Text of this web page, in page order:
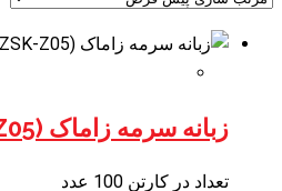
زبانه سرمه زاماک (ZSK-Z05) GEVISS
تعداد در کارتن 100 عدد